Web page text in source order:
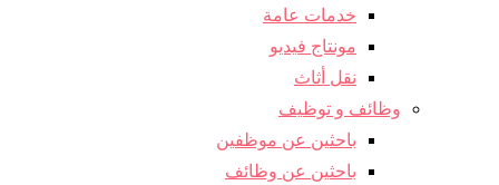
خدمات عامة
مونتاج فيديو
نقل أثاث
وظائف و توظيف
باحثين عن موظفين
باحثين عن وظائف